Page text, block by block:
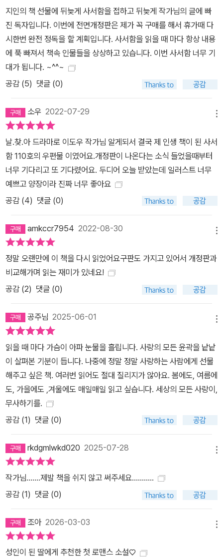
지인의 책 선물에 뒤늦게 사서함을 접하고 뒤늦게 작가님의 글에 빠
진 독자입니다. 이번에 전면개정판은 제가 꼭 구매를 해서 휴가때 다
시한번 완전 정독을 할 계획입니다. 사서함을 읽을 때 마다 항상 내용
에 푹 빠져서 책속 인물들을 상상하고 있습니다. 이번 사서함 너무 기
대가 됩니다. ~^^~
공감 (5) 댓글 (0)
소우 2022-07-29
날.찾.아 드라마로 이도우 작가님 알게되서 결국 제 인생 책이 된 사서
함 110호의 우편물 이였어요.개정판이 나온다는 소식 들었을때부터
너무 기다리고 또 기다렸어요. 두디어 오늘 받았는데 일러스트 너무
예쁘고 양장이라 진짜 너무 좋아요
공감 (4) 댓글 (0)
amkccr7954 2022-08-30
정말 오랜만에 이 책을 다시 읽었어요구판도 가지고 있어서 개정판과
비교해가며 읽는 재미가 있네요!
공감 (2) 댓글 (0)
공주님 2025-06-01
읽을 때 마다 가슴이 아파 눈물을 흘립니다. 사랑의 모든 윤곽을 낱낱
이 살펴본 기분이 듭니다. 나중에 정말 정말 사랑하는 사람에게 선물
해주고 싶은 책. 여러번 읽어도 절대 질리지가 않아요. 봄에도, 여름에
도, 가을에도 ,겨울에도 매일매일 읽고 싶습니다. 세상의 모든 사랑이,
무사하기를.
공감 (1) 댓글 (0)
rkdgmlwkd020 2025-07-28
작가님…….제발 책을 쉬지 않고 써주세요………..
공감 (1) 댓글 (0)
조아2026-03-03
성인이 된 딸에게 추천한 첫 로맨스 소설♡